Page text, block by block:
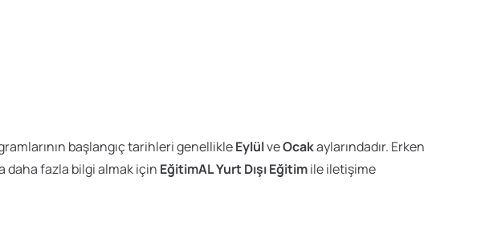
başlangıç tarihleri genellikleEylülveOcakaylarındadır. Erken
daha fazla bilgi almak için EğitimAL Yurt Dışı Eğitimile iletişime